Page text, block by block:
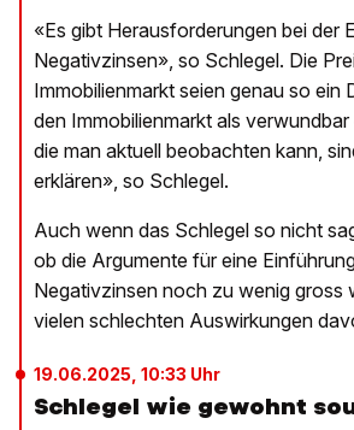
«Es gibt Herausforderungen bei der
Negativzinsen», so Schlegel. Die
Immobilienmarkt seien genau so ein
den Immobilienmarkt als verwundbar
die man aktuell beobachten kann,
erklären», so Schlegel.
Auch wenn das Schlegel so nicht
ob die Argumente für eine
Negativzinsen noch zu wenig gross
vielen schlechten Auswirkungen
19.06.2025, 10:33 Uhr
Schlegel wie gewohnt